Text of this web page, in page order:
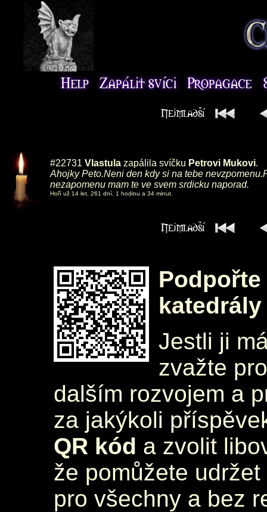
#22731 Vlastula zapálila svíčku Petrovi Mukovi.
Ahojky Peto.Neni den kdy si na tebe
nezapomenu mam te ve svem srdicku naporad.
Hoří už 14 let, 261 dní, 1 hodinu a 34 minut.
katedrály
Jestli ji
zvažte
dalším rozvojem a
za jakýkoli
QR kód a zvolit
že pomůžete
pro všechny a bez